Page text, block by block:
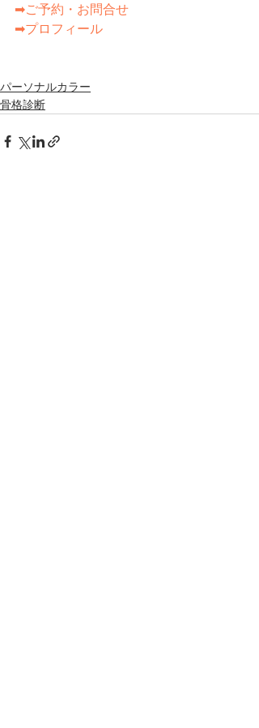
➡ご予約・お問合せ
➡プロフィール
パーソナルカラー
骨格診断